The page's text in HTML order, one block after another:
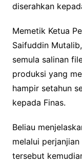
diserahkan
Memetik Ketua
Saifuddin
semula salinan
produksi yang
hampir setahun
kepada Finas.
Beliau
melalui
tersebut